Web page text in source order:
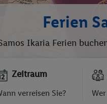
Ferien
Ikaria Ferien
Zeitraum
verreisen Sie?